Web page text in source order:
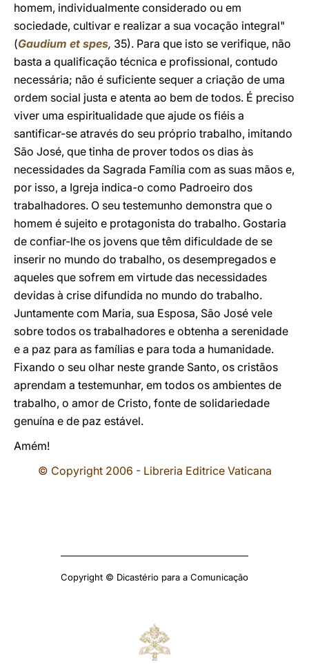
homem, individualmente considerado ou em
sociedade, cultivar e realizar a sua vocação integral"
(Gaudium et spes, 35). Para que isto se verifique, não
basta a qualificação técnica e profissional, contudo
necessária; não é suficiente sequer a criação de uma
ordem social justa e atenta ao bem de todos. É preciso
viver uma espiritualidade que ajude os fiéis a
santificar-se através do seu próprio trabalho, imitando
São José, que tinha de prover todos os dias às
necessidades da Sagrada Família com as suas mãos e,
por isso, a Igreja indica-o como Padroeiro dos
trabalhadores. O seu testemunho demonstra que o
homem é sujeito e protagonista do trabalho. Gostaria
de confiar-lhe os jovens que têm dificuldade de se
inserir no mundo do trabalho, os desempregados e
aqueles que sofrem em virtude das necessidades
devidas à crise difundida no mundo do trabalho.
Juntamente com Maria, sua Esposa, São José vele
sobre todos os trabalhadores e obtenha a serenidade
e a paz para as famílias e para toda a humanidade.
Fixando o seu olhar neste grande Santo, os cristãos
aprendam a testemunhar, em todos os ambientes de
trabalho, o amor de Cristo, fonte de solidariedade
genuína e de paz estável.
Amém!
© Copyright 2006 - Libreria Editrice Vaticana
Copyright © Dicastério para a Comunicação